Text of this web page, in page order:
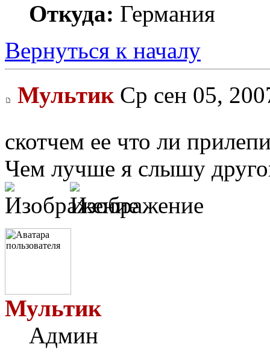
Откуда: Германия
Вернуться к началу
МультикСр сен 05,
скотчем ее что ли
Чем лучше я слышу
Мультик
Админ